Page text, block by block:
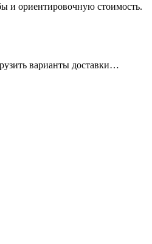
и ориентировочную стоимость.
варианты доставки…